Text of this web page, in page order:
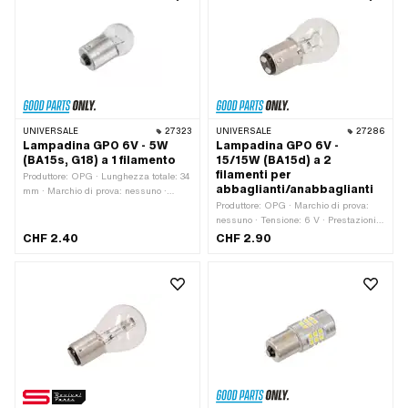
UNIVERSALE 27323
Lampadina GPO 6V - 5W
(BA15s, G18) a 1 filamento
Produttore: OPG · Lunghezza totale: 34
mm · Marchio di prova: nessuno ·
BA15s · Ø base: 15 mm · Ø Corpo
CHF 2.40
UNIVERSALE 27286
Lampadina GPO 6V -
15/15W (BA15d) a 2
filamenti per
abbaglianti/anabbaglianti
Produttore: OPG · Marchio di prova:
nessuno · Tensione: 6 V · Prestazioni:
15 W · Lunghezza totale: 48 mm ·
CHF 2.90